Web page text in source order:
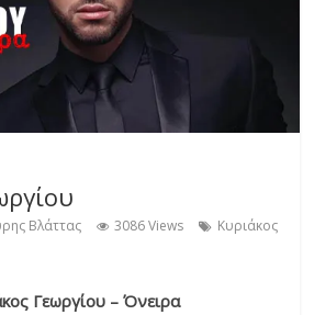
Βλάττας 3086 Views
Κυριάκος
Γεωργίου – Όνειρα